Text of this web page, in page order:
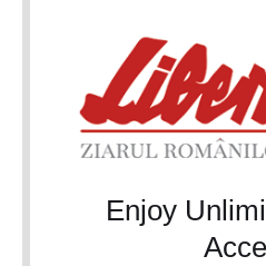
Enjoy